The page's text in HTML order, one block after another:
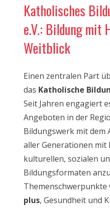
Katholisches
e.V.: Bildung mit
Weitblick
Einen zentralen Part
das Katholische
Seit Jahren engagiert
Angeboten in der
Bildungswerk mit dem
aller Generationen mit
kulturellen, sozialen
Bildungsformaten
Themenschwerpunkte
plus, Gesundheit und